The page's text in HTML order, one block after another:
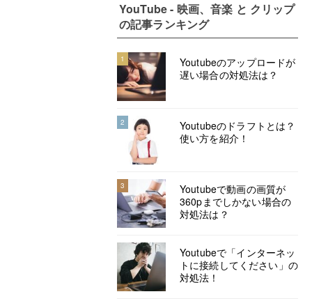
YouTube - 映画、音楽 と クリップ
の記事ランキング
1
Youtubeのアップロードが
遅い場合の対処法は？
2
Youtubeのドラフトとは？
使い方を紹介！
3
Youtubeで動画の画質が
360pまでしかない場合の
対処法は？
Youtubeで「インターネッ
トに接続してください」の
対処法！